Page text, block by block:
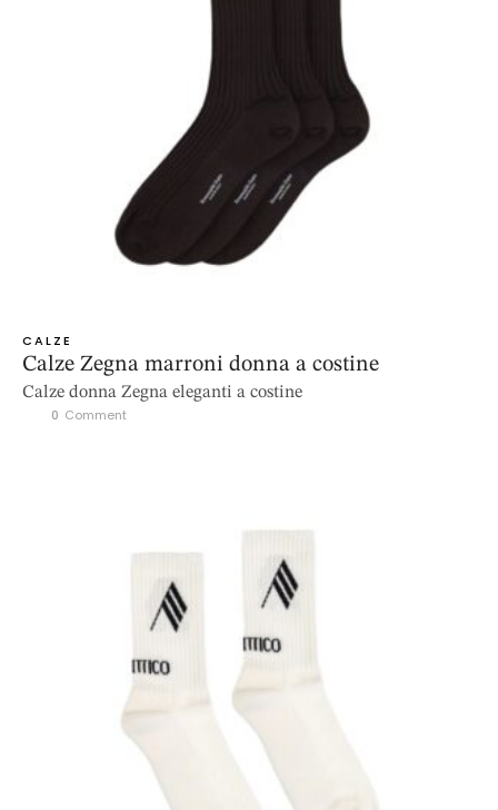
CALZE
Calze Zegna marroni donna a costine
Calze donna Zegna eleganti a costine
0 Comment